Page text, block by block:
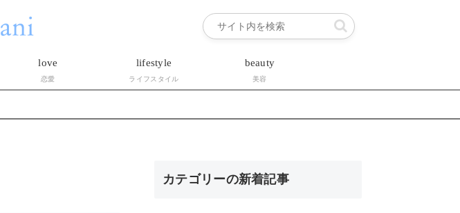
love
恋愛
lifestyle
ライフスタイル
beauty
美容
カテゴリーの新着記事